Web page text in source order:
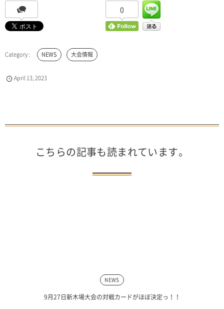
0
NEWS 大会情報
April 13,2023
こちらの記事も読まれています。
NEWS
9月27日新木場大会の対戦カードがほぼ決定っ！！